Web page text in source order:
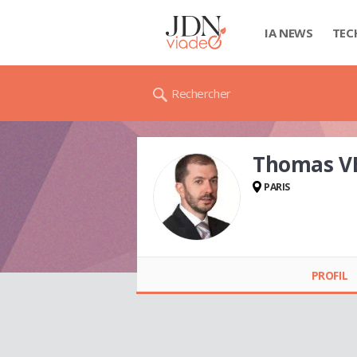
IA NEWS
Rechercher
Thomas
PARIS
PROFIL